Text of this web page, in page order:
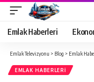
Emlak Haberleri
Emlak Televizyonu > Blog > Emlak
EMLAK HABERLERI